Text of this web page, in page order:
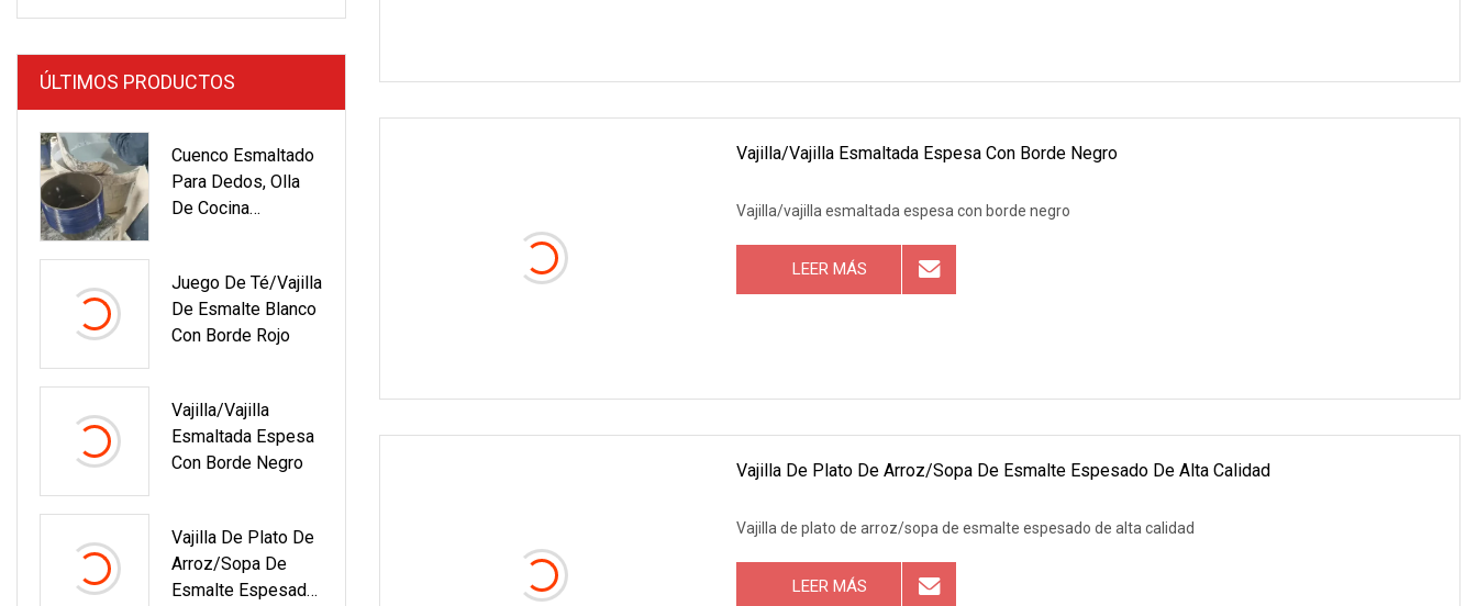
Inoxidable
ÚLTIMOS PRODUCTOS
Cuenco Esmaltado
Para Dedos, Olla
De Cocina
De Porcelana China
Juego De Té/vajilla
De Esmalte Blanco
Con Borde Rojo
Vajilla/vajilla
Esmaltada Espesa
Con Borde Negro
Vajilla De Plato De
Arroz/sopa De
Esmalte Espesado
Vajilla/vajilla Esmaltada Espesa Con Borde Negro
Vajilla/vajilla esmaltada espesa con borde negro
LEER MÁS
Vajilla De Plato De Arroz/sopa De Esmalte Espesado De Alta Calidad
Vajilla de plato de arroz/sopa de esmalte espesado de alta calidad
LEER MÁS